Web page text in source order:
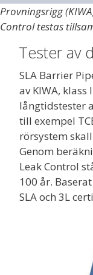
Provningsrigg
Control testas
Tester av
SLA Barrier
av KIWA,
långtidstester
till exempel
rörsystem
Genom
Leak Control
100 år.
SLA och 3L